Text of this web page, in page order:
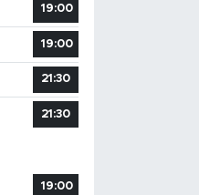
19:00
19:00
21:30
21:30
19:00